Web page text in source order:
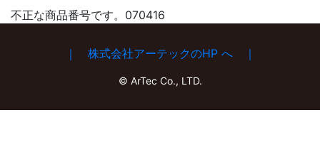
不正な商品番号です。070416
｜ 株式会社アーテックのHP へ ｜
© ArTec Co., LTD.